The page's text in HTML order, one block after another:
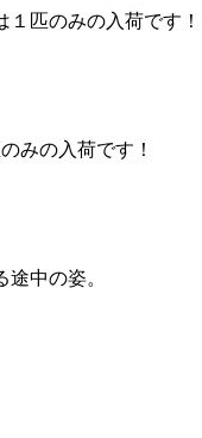
匹のみの入荷です！
みの入荷です！
中の姿。